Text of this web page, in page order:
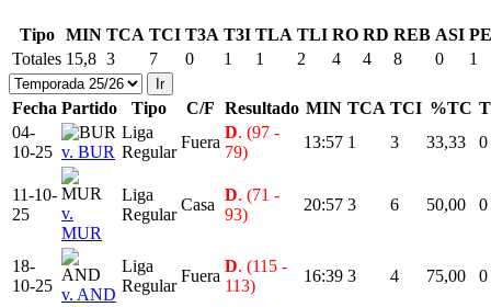
Tipo MIN TCA TCI T3A T3I TLA TLI RO RD REB ASI
Totales 15,8 3 7 0 1 1 2 4 4 8 0 1
Fecha Partido Tipo C/F Resultado MIN TCA TCI %TC
04-
10-25 v. BUR
Liga
Regular
Fuera
D. (97 -
79)
13:57 1 3 33,33 0
11-10-
25
v.
MUR
Liga
Regular
Casa
D. (71 -
93)
20:57 3 6 50,00 0
18-
10-25 v. AND
Liga
Regular
Fuera
D. (115 -
113)
16:39 3 4 75,00 0